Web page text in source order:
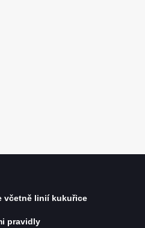
včetně linií kukuřice
pravidly